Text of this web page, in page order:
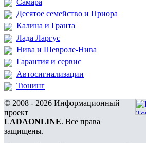
Десятое семейство и Приора
Калина и Гранта
Лада Ларгус
Нива и Шевроле-Нива
Гарантия и сервис
Автосигнализации
Тюнинг
© 2008 - 2026 Информационный
проект
LADAONLINE. Все права
защищены.